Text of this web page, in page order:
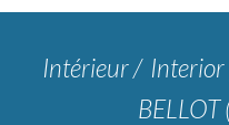
Intérieur / Interior